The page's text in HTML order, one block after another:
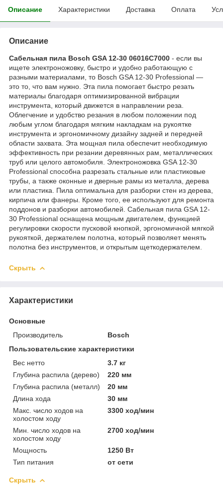
Описание Характеристики Доставка Оплата
Описание
Сабельная пила Bosch GSA 12-30 06016C7000 - если вы
ищете электроножовку, быстро и удобно работающую с
разными материалами, то Bosch GSA 12-30 Professional —
это то, что вам нужно. Эта пила помогает быстро резать
материалы благодаря оптимизированной вибрации
инструмента, который движется в направлении реза.
Облегчение и удобство резания в любом положении под
любым углом благодаря мягким накладкам на рукоятке
инструмента и эргономичному дизайну задней и передней
области захвата. Эта мощная пила обеспечит необходимую
эффективность при резании деревянных рам, металлических
труб или целого автомобиля. Электроножовка GSA 12-30
Professional способна разрезать стальные или пластиковые
трубы, а также оконные и дверные рамы из металла, дерева
или пластика. Пила оптимальна для разборки стен из дерева,
кирпича или фанеры. Кроме того, ее используют для ремонта
поддонов и разборки автомобилей. Сабельная пила GSA 12-
30 Professional оснащена мощным двигателем, функцией
регулировки скорости пусковой кнопкой, эргономичной мягкой
рукояткой, держателем полотна, который позволяет менять
полотна без инструментов, и открытым щеткодержателем.
Скрыть
Характеристики
Основные
Производитель
Bosch
Пользовательские характеристики
Вес нетто
3.7 кг
Глубина распила (дерево)
220 мм
Глубина распила (металл)
20 мм
Длина хода
30 мм
Макс. число ходов на
холостом ходу
3300 ход/мин
Мин. число ходов на
холостом ходу
2700 ход/мин
Мощность
1250 Вт
Тип питания
от сети
Скрыть